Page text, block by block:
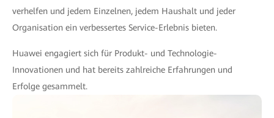
verhelfen und jedem Einzelnen, jedem Haushalt und jeder
Organisation ein verbessertes Service-Erlebnis bieten.
Huawei engagiert sich für Produkt- und Technologie-
Innovationen und hat bereits zahlreiche Erfahrungen und
Erfolge gesammelt.